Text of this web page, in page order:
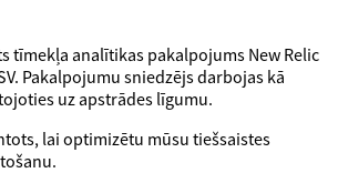
tīmekļa analītikas pakalpojums New Relic
Pakalpojumu sniedzējs darbojas kā
uz apstrādes līgumu.
lai optimizētu mūsu tiešsaistes